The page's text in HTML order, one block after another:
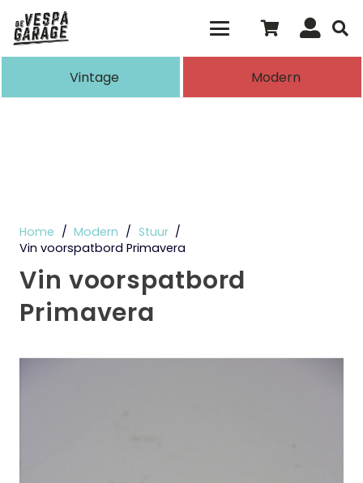
de resultaten voor automatisch
Vintage Modern
Home / Modern / Stuur /
Vin voorspatbord Primavera
Vin voorspatbord
Primavera